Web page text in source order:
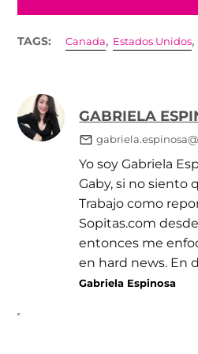
TAGS: Canada, Estados Unidos,
GABRIELA
Yo soy Gabriela
Gaby, si no siento
Trabajo como
Sopitas.com
entonces me
en hard news. En
Gabriela Espinosa